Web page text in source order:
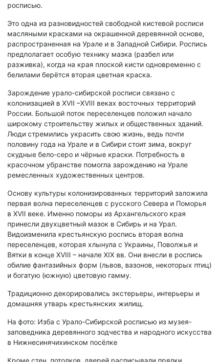
росписью.
Это одна из разновидностей свободной кистевой росписи
масляными красками на окрашенной деревянной основе,
распространенная на Урале и в Западной Сибири. Роспись
предполагает особую технику мазка (разбел или
разживка), когда на края плоской кисти одновременно с
белилами берётся вторая цветная краска.
Зарождение урало-сибирской росписи связано с
колонизацией в XVII –XVIII веках восточных территорий
России. Большой поток переселенцев положил начало
широкому строительству жилых и общественных зданий.
Люди стремились украсить свою жизнь, ведь почти
половину года на Урале и в Сибири стоит зима, вокруг
скудные бело-серо и чёрные краски. Потребность в
красочном убранстве помогла зарождению на Урале
ремесленных художественных центров.
Основу культуры колонизированных территорий заложила
первая волна переселенцев с русского Севера и Поморья
в XVII веке. Именно поморы из Архангельского края
принесли двухцветный мазок в Сибирь и на Урал.
Видоизменила крестьянскую роспись вторая волна
переселенцев, которая хлынула с Украины, Поволжья и
Вятки в конце XVIII – начале XIX вв. Они внесли в роспись
обилие фантазийных форм (львов, вазонов, некоторых птиц)
и богатую (южную) цветовую гамму.
Традиционно декорировались экстерьеры, интерьеры и
домашняя утварь крестьянских жилищ.
На фото: Изба с Урало-Сибирской росписью из музея-
заповедника деревянного зодчества и народного искусства
в Нижнесинячихинском посёлке
Кроме стен, потолков, дверей расписывали прялки,